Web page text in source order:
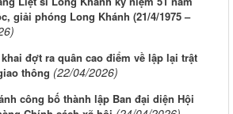
giải phóng Long Khánh (21/4/1975 –
đợt ra quân cao điểm về lập lại trật
thông (22/04/2026)
công bố thành lập Ban đại diện Hội